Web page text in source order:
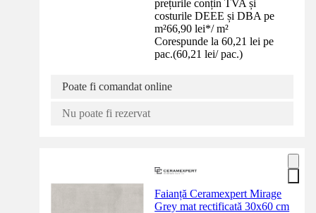
prețurile conțin TVA și
costurile DEEE și DBA pe
m²66,90 lei*/ m²
Corespunde la 60,21 lei pe
pac.(60,21 lei/ pac.)
Poate fi comandat online
Nu poate fi rezervat
Faianță Ceramexpert Mirage
Grey mat rectificată 30x60 cm